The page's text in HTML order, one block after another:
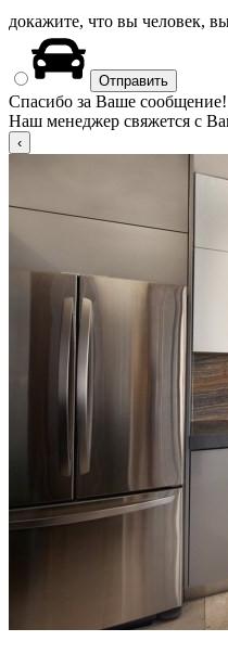
докажите, что вы человек,
Спасибо за Ваше сообщение!
Наш менеджер свяжется с